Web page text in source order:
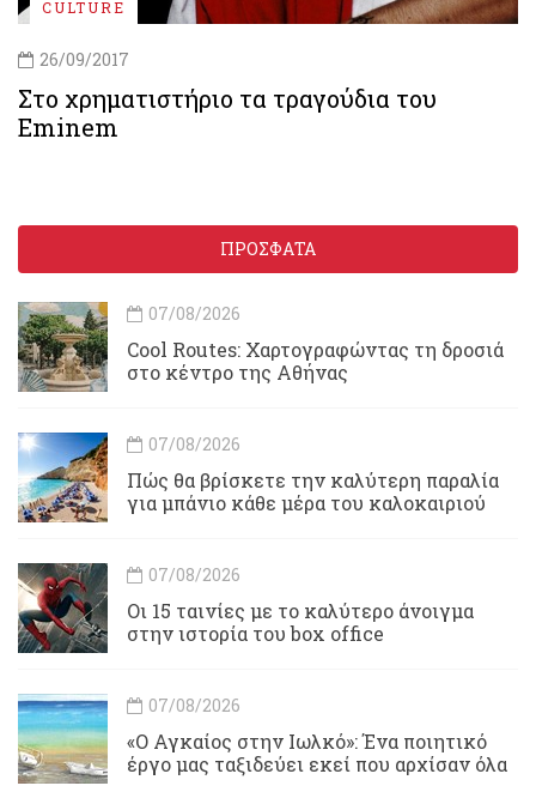
CULTURE
26/09/2017
Στο χρηματιστήριο τα τραγούδια του
Eminem
ΠΡΟΣΦΑΤΑ
07/08/2026
Cool Routes: Χαρτογραφώντας τη δροσιά
στο κέντρο της Αθήνας
07/08/2026
Πώς θα βρίσκετε την καλύτερη παραλία
για μπάνιο κάθε μέρα του καλοκαιριού
07/08/2026
Οι 15 ταινίες με το καλύτερο άνοιγμα
στην ιστορία του box office
07/08/2026
«Ο Αγκαίος στην Ιωλκό»: Ένα ποιητικό
έργο μας ταξιδεύει εκεί που αρχίσαν όλα